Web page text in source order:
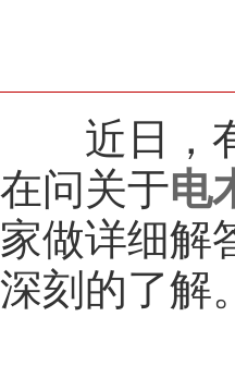
近日，有
在问关于电
家做详细解
深刻的了解。